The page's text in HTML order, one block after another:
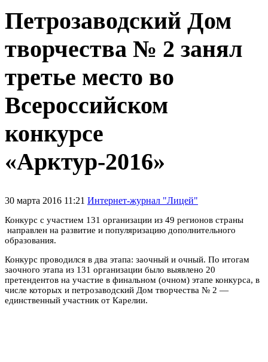
Петрозаводский Дом
творчества № 2 занял
третье место во
Всероссийском
конкурсе
«Арктур-2016»
30 марта 2016 11:21 Интернет-журнал "Лицей"
Конкурс с участием 131 организации из 49 регионов страны
направлен на развитие и популяризацию дополнительного
образования.
Конкурс проводился в два этапа: заочный и очный. По итогам
заочного этапа из 131 организации было выявлено 20
претендентов на участие в финальном (очном) этапе конкурса, в
числе которых и петрозаводский Дом творчества № 2 —
единственный участник от Карелии.